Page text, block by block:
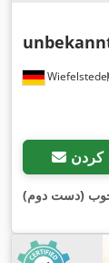
Wiefelstede
(دست دوم)